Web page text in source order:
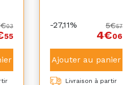
03
55
-27,11% 5€57
4€06
Ajouter au panier
Livraison à partir